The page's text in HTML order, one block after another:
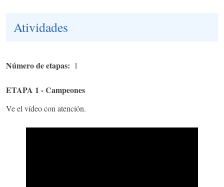
Atividades
Número de etapas 1
ETAPA 1 - Campeones
Ve el vídeo con atención.